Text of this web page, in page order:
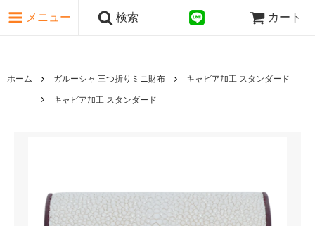
メニュー 検索 カート
ホーム ガルーシャ 三つ折りミニ財布 キャビア加工 スタンダード
キャビア加工 スタンダード
ピンク・レッド系
ゴールド・シルバー系
国旗シリーズ
日本伝文様シリーズ